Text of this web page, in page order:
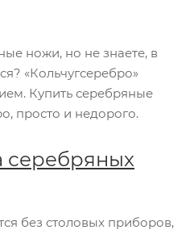
ножи, но не знаете, в
«Кольчугсеребро»
Купить серебряные
просто и недорого.
без столовых приборов,